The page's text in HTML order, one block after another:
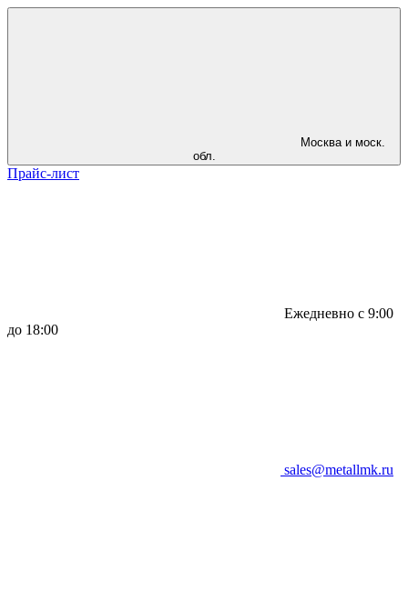
Москва и моск.
обл.
Прайс-лист
Ежедневно с 9:00
до 18:00
sales@metallmk.ru